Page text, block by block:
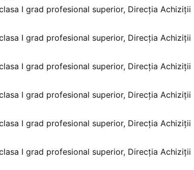
I grad profesional superior, Direcția Achiziții
I grad profesional superior, Direcția Achiziții
I grad profesional superior, Direcția Achiziții
I grad profesional superior, Direcția Achiziții
I grad profesional superior, Direcția Achiziții
I grad profesional superior, Direcția Achiziții